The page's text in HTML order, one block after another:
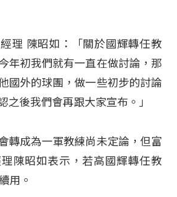
理 陳昭如：「關於國輝轉任教
年初我們就有一直在做討論，那
國外的球團，做一些初步的討論
之後我們會再跟大家宣布。」
轉成為一軍教練尚未定論，但富
陳昭如表示，若高國輝轉任教
用。